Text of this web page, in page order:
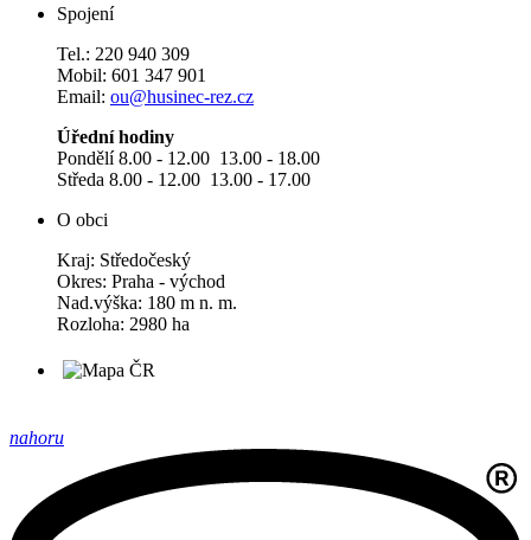
Spojení
Tel.: 220 940 309
Mobil: 601 347 901
Email: ou@husinec-rez.cz
Úřední hodiny
Pondělí 8.00 - 12.00 13.00 - 18.00
Středa 8.00 - 12.00 13.00 - 17.00
O obci
Kraj: Středočeský
Okres: Praha - východ
Nad.výška: 180 m n. m.
Rozloha: 2980 ha
nahoru